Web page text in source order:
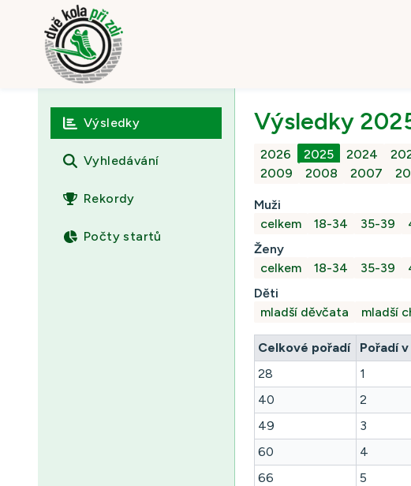
Výsledky
Vyhledávání
Rekordy
Počty startů
Výsledky
2026 2025 2024
2009
2008 2007
Muži
celkem
18-34 35-39
Ženy
celkem
18-34 35-39
Děti
mladší děvčata
mladší
Celkové pořadí Pořadí
28
1
40
2
49
3
60
4
66
5